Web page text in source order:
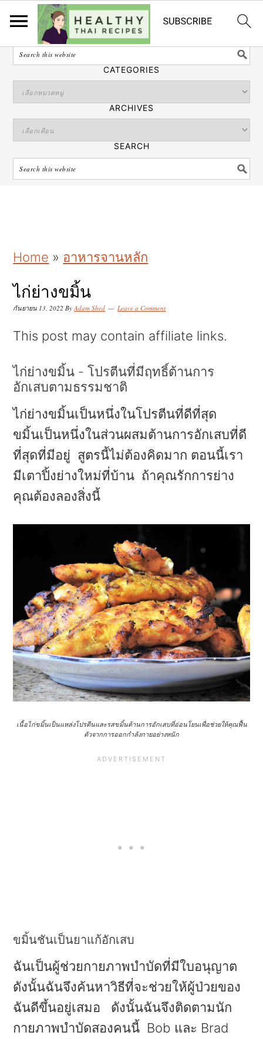
ไทย
SEARCH
CATEGORIES
ARCHIVES
SEARCH
k
i
p
o
p
r
i
m
a
r
n
t
i
o
n
k
i
p
o
m
a
i
c
o
k
i
p
o
p
r
i
m
a
r
r
Home » อาหารจานหลัก
ไก่ย่างขมิ้น
กันยายน 13, 2022 ByAdam Shed Leave a Comment
This post may contain affiliate links.
ไก่ย่างขมิ้น - โปรตีนที่มีฤทธิ์ต้านการ
อักเสบตามธรรมชาติ
ไก่ย่างขมิ้นเป็นหนึ่งในโปรตีนที่ดีที่สุด
ขมิ้นเป็นหนึ่งในส่วนผสมต้านการอักเสบที่ดี
ที่สุดที่มีอยู่ สูตรนี้ไม่ต้องคิดมาก ตอนนี้เรา
มีเตาปิ้งย่างใหม่ที่บ้าน ถ้าคุณรักการย่าง
คุณต้องลองสิ่งนี้
เนื้อไก่ขมิ้นเป็นแหล่งโปรตีนและรสขมิ้นต้านการอักเสบที่อ่อนโยนเพื่อช่วยให้คุณฟื้น
ตัวจากการออกกำลังกายอย่างหนัก
ขมิ้นชันเป็นยาแก้อักเสบ
ฉันเป็นผู้ช่วยกายภาพบำบัดที่มีใบอนุญาต
ดังนั้นฉันจึงค้นหาวิธีที่จะช่วยให้ผู้ป่วยของ
ฉันดีขึ้นอยู่เสมอ ดังนั้นฉันจึงติดตามนัก
กายภาพบำบัดสองคนนี้ Bob และ Brad